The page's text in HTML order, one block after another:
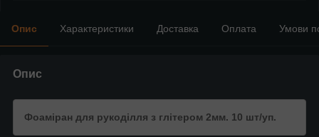
Опис Характеристики Доставка Оплата Умови
Опис
Фоаміран для рукоділля з глітером 2мм. 10 шт/уп.